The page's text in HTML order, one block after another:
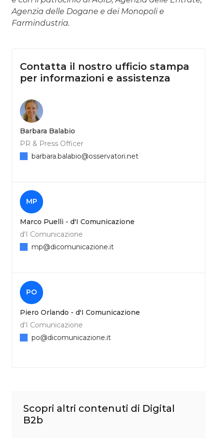
Agenzia delle Dogane e dei Monopoli e
Farmindustria.
Contatta il nostro ufficio stampa
per informazioni e assistenza
Barbara Balabio
PR & Press Officer
barbara.balabio@osservatori.net
MP
Marco Puelli - d'I Comunicazione
d'I Comunicazione
mp@dicomunicazione.it
PO
Piero Orlando - d'I Comunicazione
d'I Comunicazione
po@dicomunicazione.it
Scopri altri contenuti di Digital
B2b